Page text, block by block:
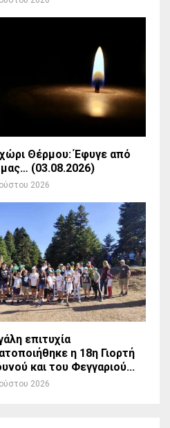
Θέρμου: Έφυγε από
(03.08.2026)
2026
επιτυχία
η 18η Γιορτή
και του Φεγγαριού...
2026